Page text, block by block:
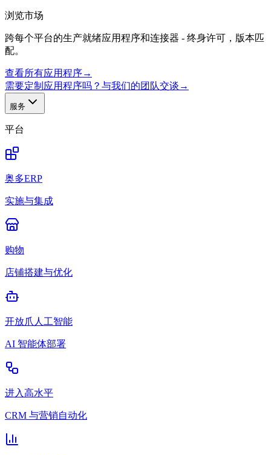
浏览市场
跨每个平台的生产就绪应用程序和连接器 - 终身许可，版本匹
配。
查看所有应用程序→
需要定制应用程序吗？与我们的团队交谈 →
服务
平台
奥多ERP
实施与集成
购物
店铺搭建与优化
开放爪人工智能
AI 智能体部署
进入高水平
CRM 与营销自动化